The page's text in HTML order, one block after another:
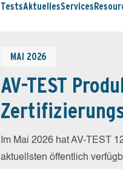
TestsAktuellesServices
MAI 2026
AV-TEST
Im Mai 2026 hat AV-TEST
aktuellsten öffentlich